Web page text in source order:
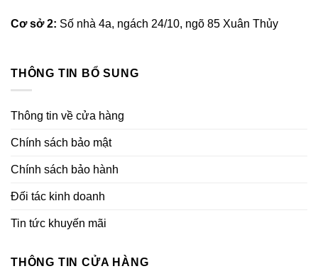
Cơ sở 2: Số nhà 4a, ngách 24/10, ngõ 85 Xuân Thủy
THÔNG TIN BỔ SUNG
Thông tin về cửa hàng
Chính sách bảo mật
Chính sách bảo hành
Đối tác kinh doanh
Tin tức khuyến mãi
THÔNG TIN CỬA HÀNG